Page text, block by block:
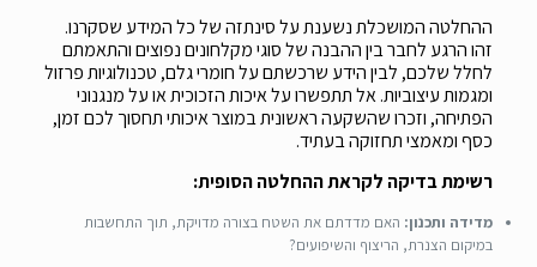
ההחלטה המושכלת נשענת על סינתזה של כל המידע שסקרנו.
זהו הרגע לחבר בין ההבנה של סוגי מקלחונים נפוצים והתאמתם
לחלל שלכם, לבין הידע שרכשתם על חומרי גלם, טכנולוגיות פרזול
ומגמות עיצוביות. אל תתפשרו על איכות הזכוכית או על מנגנוני
הפתיחה, וזכרו שהשקעה ראשונית במוצר איכותי תחסוך לכם זמן,
כסף ומאמצי תחזוקה בעתיד.
רשימת בדיקה לקראת ההחלטה הסופית:
מדידה ותכנון: האם מדדתם את השטח בצורה מדויקת, תוך התחשבות
במיקום הצנרת, הריצוף והשיפועים?